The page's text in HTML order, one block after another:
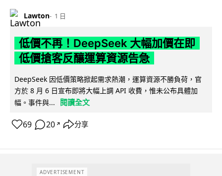
Lawton 1 日
低價不再！DeepSeek 大幅加價在即
低價搶客反釀運算資源告急
DeepSeek 因低價策略掀起需求熱潮，運算資源不勝負荷，官
方於 8 月 6 日宣布即將大幅上調 API 收費，惟未公布具體加
幅。事件與...
閱讀全文
69 20 ↗ 分享
ADVERTISEMENT